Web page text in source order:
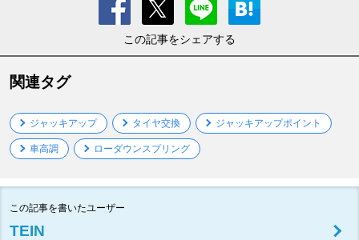
この記事をシェアする
関連タグ
ジャッキアップ タイヤ交換 ジャッキアップポイント
車高調 ローダウンスプリング
この記事を書いたユーザー
TEIN